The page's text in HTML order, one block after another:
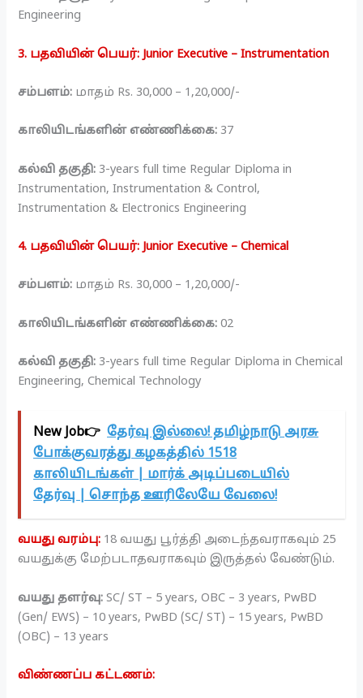
Engineering
3. பதவியின் பெயர்: Junior Executive – Instrumentation
சம்பளம்: மாதம் Rs. 30,000 – 1,20,000/-
காலியிடங்களின் எண்ணிக்கை: 37
கல்வி தகுதி: 3-years full time Regular Diploma in
Instrumentation, Instrumentation & Control,
Instrumentation & Electronics Engineering
4. பதவியின் பெயர்: Junior Executive – Chemical
சம்பளம்: மாதம் Rs. 30,000 – 1,20,000/-
காலியிடங்களின் எண்ணிக்கை: 02
கல்வி தகுதி: 3-years full time Regular Diploma in Chemical
Engineering, Chemical Technology
New Job👉 தேர்வு இல்லை! தமிழ்நாடு அரசு
போக்குவரத்து கழகத்தில் 1518
காலியிடங்கள் | மார்க் அடிப்படையில்
தேர்வு | சொந்த ஊரிலேயே வேலை!
வயது வரம்பு: 18 வயது பூர்த்தி அடைந்தவராகவும் 25
வயதுக்கு மேற்படாதவராகவும் இருத்தல் வேண்டும்.
வயது தளர்வு:SC/ ST – 5 years, OBC – 3 years, PwBD
(Gen/ EWS) – 10 years, PwBD (SC/ ST) – 15 years, PwBD
(OBC) – 13 years
விண்ணப்ப கட்டணம்: